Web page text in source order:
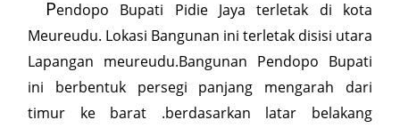
Pendopo Bupati Pidie Jaya terletak di kota
Meureudu. Lokasi Bangunan ini terletak disisi utara
Lapangan meureudu.Bangunan Pendopo Bupati
ini berbentuk persegi panjang mengarah dari
timur ke barat .berdasarkan latar belakang